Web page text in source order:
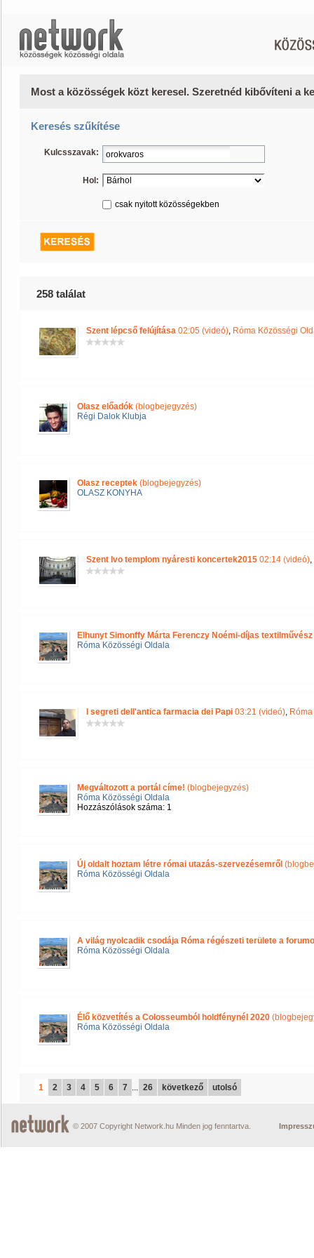
Most a közösségek közt keresel. Szeretnéd kibővíteni a
Keresés szűkítése
Kulcsszavak:
Hol:
csak nyitott közösségekben
258 találat
Szent lépcső felújítása 02:05 (videó), Róma Közösségi
Olasz előadók (blogbejegyzés)
Régi Dalok Klubja
Olasz receptek (blogbejegyzés)
OLASZ KONYHA
Szent Ivo templom nyáresti koncertek2015 02:14 (videó),
Elhunyt Simonffy Márta Ferenczy Noémi-díjas textilművész
Róma Közösségi Oldala
I segreti dell'antica farmacia dei Papi 03:21 (videó),
Megváltozott a portál címe! (blogbejegyzés)
Róma Közösségi Oldala
Hozzászólások száma: 1
Új oldalt hoztam létre római utazás-szervezésemről
Róma Közösségi Oldala
A világ nyolcadik csodája Róma régészeti területe a
Róma Közösségi Oldala
Élő közvetítés a Colosseumból holdfénynél 2020
Róma Közösségi Oldala
1 2 3 4 5 6 7 ... 26 következő utolsó
© 2007 Copyright Network.hu Minden jog fenntartva.